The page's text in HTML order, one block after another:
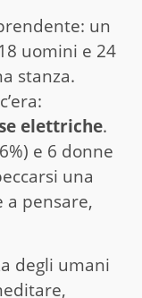
un
uomini e 24
stanza.
elettriche.
e 6 donne
una
a pensare,
degli umani